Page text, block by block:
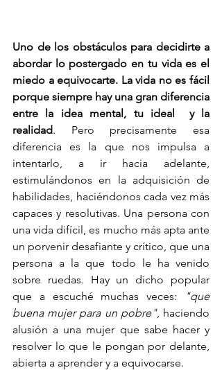
Uno de los obstáculos para decidirte a
abordar lo postergado en tu vida es el
miedo a equivocarte. La vida no es fácil
porque siempre hay una gran diferencia
entre la idea mental, tu ideal  y la
realidad. Pero precisamente esa
diferencia es la que nos impulsa a
intentarlo, a ir hacia adelante,
estimulándonos en la adquisición de
habilidades, haciéndonos cada vez más
capaces y resolutivas. Una persona con
una vida difícil, es mucho más apta ante
un porvenir desafiante y crítico, que una
persona a la que todo le ha venido
sobre ruedas. Hay un dicho popular
que a escuché muchas veces:
"que
buena mujer para un pobre", haciendo
alusión a una mujer que sabe hacer y
resolver lo que le pongan por delante,
abierta a aprender y a equivocarse.